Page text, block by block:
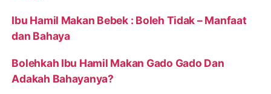
Ibu Hamil Makan Bebek : Boleh Tidak – Manfaat
dan Bahaya
Bolehkah Ibu Hamil Makan Gado Gado Dan
Adakah Bahayanya?